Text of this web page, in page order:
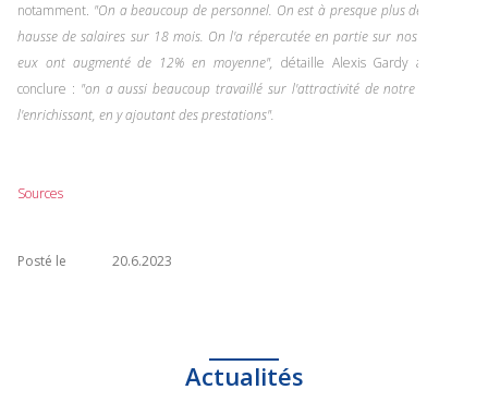
notamment. "On a beaucoup de personnel. On est à presque plus de 15% de
hausse de salaires sur 18 mois. On l'a répercutée en partie sur nos prix, qui
eux ont augmenté de 12% en moyenne", détaille Alexis Gardy avant de
conclure : "on a aussi beaucoup travaillé sur l'attractivité de notre offre, en
l'enrichissant, en y ajoutant des prestations".
Sources
Posté le 20.6.2023
Actualités